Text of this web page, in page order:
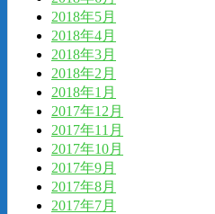
2018年5月
2018年4月
2018年3月
2018年2月
2018年1月
2017年12月
2017年11月
2017年10月
2017年9月
2017年8月
2017年7月